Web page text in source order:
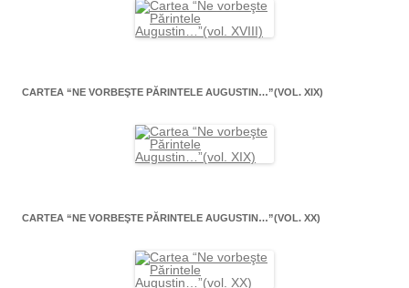
CARTEA “NE VORBEŞTE PĂRINTELE AUGUSTIN…”(VOL. XIX)
CARTEA “NE VORBEŞTE PĂRINTELE AUGUSTIN…”(VOL. XX)